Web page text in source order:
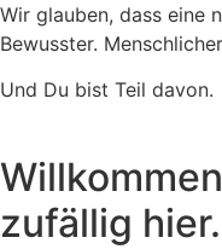
Wir glauben, dass eine
Bewusster.
Und Du bist Teil davon.
zufällig hier.